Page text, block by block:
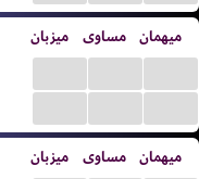
میزبان مساوی میهمان
میزبان مساوی میهمان